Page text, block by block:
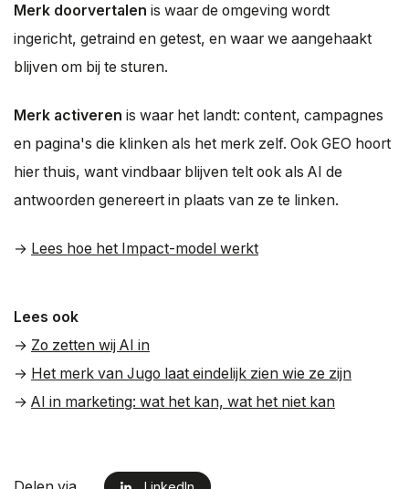
Merk doorvertalen is waar de omgeving wordt
ingericht, getraind en getest, en waar we aangehaakt
blijven om bij te sturen.
Merk activeren is waar het landt: content, campagnes
en pagina's die klinken als het merk zelf. Ook GEO hoort
hier thuis, want vindbaar blijven telt ook als AI de
antwoorden genereert in plaats van ze te linken.
→ Lees hoe het Impact-model werkt
Lees ook
→ Zo zetten wij AI in
→ Het merk van Jugo laat eindelijk zien wie ze zijn
→ AI in marketing: wat het kan, wat het niet kan